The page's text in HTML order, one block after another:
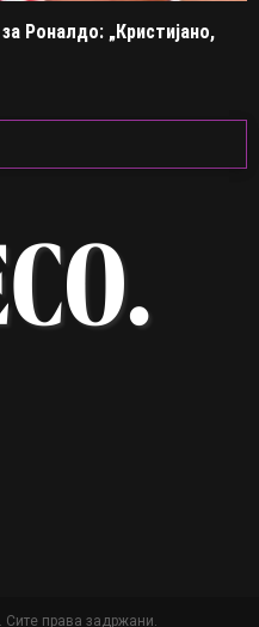
Роналдо: „Кристијано,
Сите права задржани.